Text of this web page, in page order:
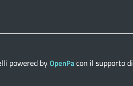
powered byOpenPacon il supporto di